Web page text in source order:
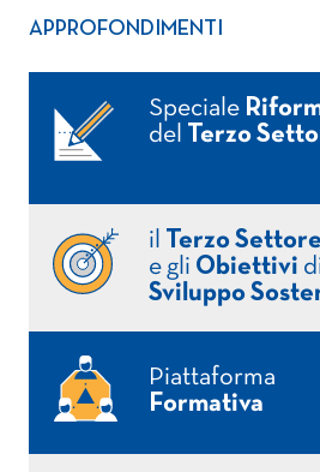
APPROFONDIMENTI
Speciale
del
Terzo
il
Terzo Settore
e gli Obiettivi
Sviluppo
Piattaforma
Formativa